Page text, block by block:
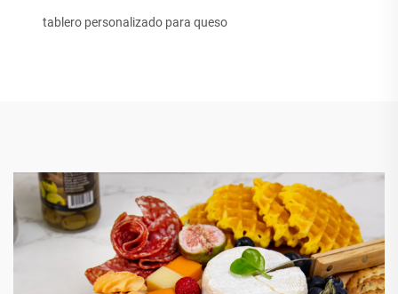
tablero personalizado para queso